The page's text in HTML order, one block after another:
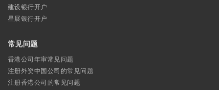
建设银行开户
星展银行开户
常见问题
香港公司年审常见问题
注册外资中国公司的常见问题
注册香港公司的常见问题